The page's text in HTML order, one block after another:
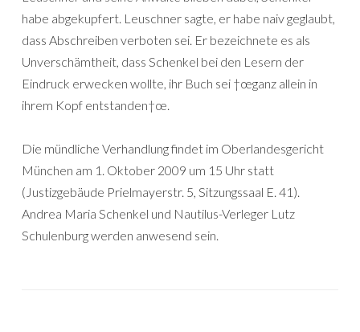
habe abgekupfert. Leuschner sagte, er habe naiv geglaubt,
dass Abschreiben verboten sei. Er bezeichnete es als
Unverschämtheit, dass Schenkel bei den Lesern der
Eindruck erwecken wollte, ihr Buch sei †œganz allein in
ihrem Kopf entstanden†œ.
Die mündliche Verhandlung findet im Oberlandesgericht
München am 1. Oktober 2009 um 15 Uhr statt
(Justizgebäude Prielmayerstr. 5, Sitzungssaal E. 41).
Andrea Maria Schenkel und Nautilus-Verleger Lutz
Schulenburg werden anwesend sein.